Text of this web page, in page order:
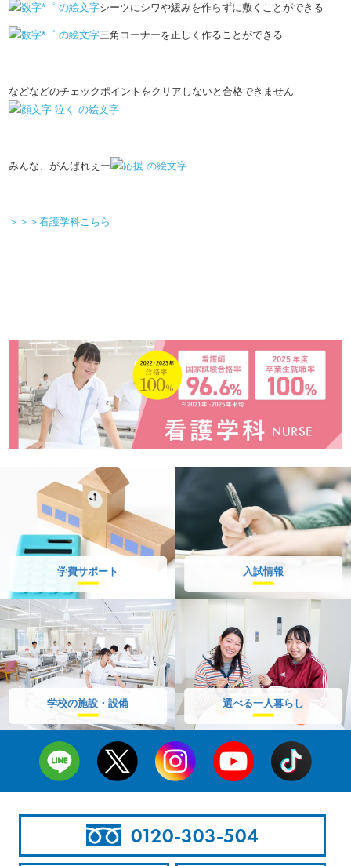
シーツにシワや緩みを作らずに敷くことができる
三角コーナーを正しく作ることができる
などなどのチェックポイントをクリアしないと合格できません
みんな、がんばれぇー
＞＞＞看護学科こちら
学費サポート 入試情報
学校の施設・設備 選べる一人暮らし
0120-303-504